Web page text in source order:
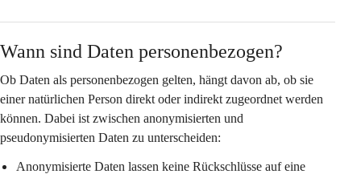
Wann sind Daten personenbezogen?
Ob Daten als personenbezogen gelten, hängt davon ab, ob sie
einer natürlichen Person direkt oder indirekt zugeordnet werden
können. Dabei ist zwischen anonymisierten und
pseudonymisierten Daten zu unterscheiden:
Anonymisierte Daten lassen keine Rückschlüsse auf eine